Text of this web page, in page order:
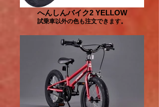
へんしんバイク2 YELLOW
試乗車以外の色も注文できます。